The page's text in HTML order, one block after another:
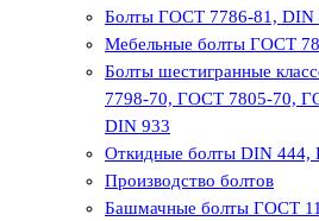
Болты ГОСТ 7786-81, DIN
Мебельные болты ГОСТ
Болты шестигранные
7798-70, ГОСТ 7805-70,
DIN 933
Откидные болты DIN
Производство болтов
Башмачные болты ГОСТ